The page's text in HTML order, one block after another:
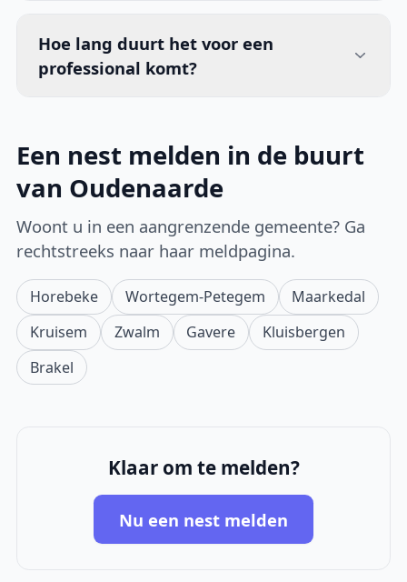
Hoe lang duurt het voor een
professional komt?
Een nest melden in de buurt
van Oudenaarde
Woont u in een aangrenzende gemeente? Ga
rechtstreeks naar haar meldpagina.
Horebeke Wortegem-Petegem
Maarkedal
Kruisem
Zwalm Gavere
Kluisbergen
Brakel
Klaar om te melden?
Nu een nest melden